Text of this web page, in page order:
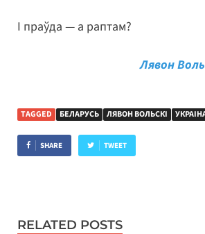
І праўда — а раптам?
Лявон
TAGGED БЕЛАРУСЬ ЛЯВОН ВОЛЬСКІ
SHARE TWEET
RELATED POSTS